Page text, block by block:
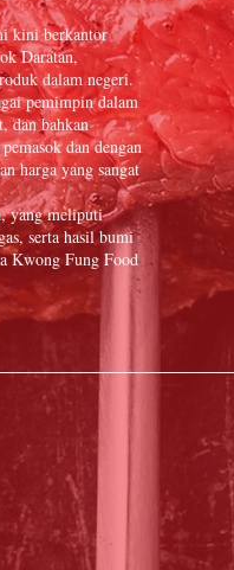
kini berkantor
Daratan,
dalam negeri.
pemimpin dalam
dan bahkan
dan dengan
harga yang sangat
yang meliputi
serta hasil bumi
Kwong Fung Food